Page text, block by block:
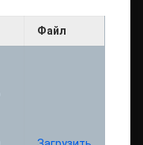
Файл